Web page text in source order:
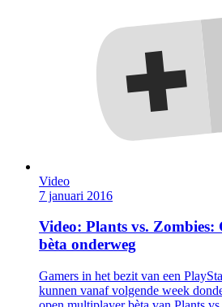
Video
7 januari 2016
Video: Plants vs. Zombies:
bèta onderweg
Gamers in het bezit van een
kunnen vanaf volgende week